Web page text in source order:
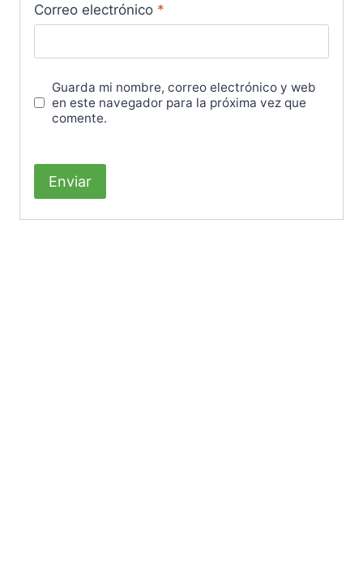
Correo electrónico *
Guarda mi nombre, correo electrónico y web
en este navegador para la próxima vez que
comente.